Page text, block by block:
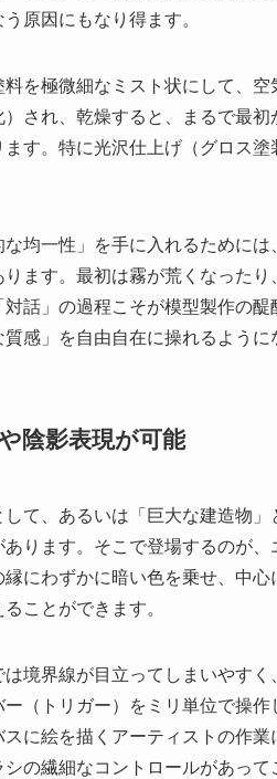
原因にもなり得ます。
を極微細なミスト状にして、
され、乾燥すると、まるで最
す。特に光沢仕上げ（グロス
均一性」を手に入れるために
ます。最初は霧が荒くなった
対話」の過程こそが模型製作の
感」を自由自在に操れるように
陰影表現が可能
して、あるいは「巨大な建造物
ります。そこで登場するのが
縁にわずかに暗い色を乗せ、中
ことができます。
は境界線が目立ってしまいやす
（トリガー）をミリ単位で操
に絵を描くアーティストの作
の繊細なコントロールがあって